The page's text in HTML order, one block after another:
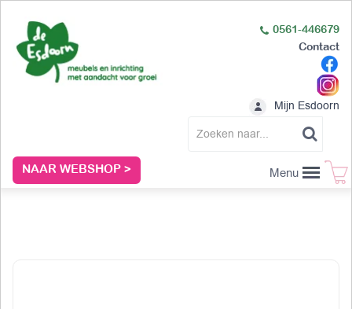
NAAR WEBSHOP >
0561-446679
Contact
Mijn Esdoorn
Menu